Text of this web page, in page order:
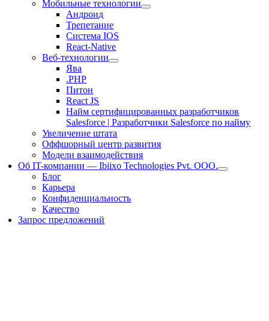
Мобильные технологии
Андроид
Трепетание
Система IOS
React-Native
Веб-технологии
Ява
.PHP
Питон
React JS
Найм сертифицированных разработчиков
Salesforce | Разработчики Salesforce по найму
Увеличение штата
Оффшорный центр развития
Модели взаимодействия
Об IT-компании — Ibiixo Technologies Pvt. ООО.
Блог
Карьера
Конфиденциальность
Качество
Запрос предложений